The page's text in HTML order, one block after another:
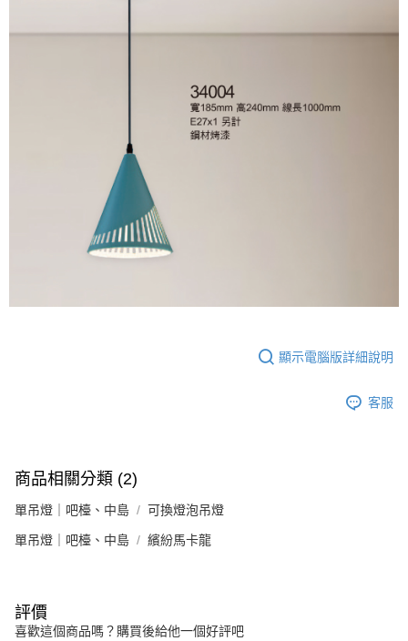
時審查核予不同之上限額度；若仍有額度不足之情形，本公司將視審查結果
５．嚴禁一人註冊多個帳號或使用他人資訊註冊。若發現惡意使用之情形，
恩沛科技股份有限公司將有權停止該用戶之使用額度並採取法律行動。
顯示電腦版詳細說明
客服
商品相關分類 (2)
單吊燈｜吧檯、中島 可換燈泡吊燈
單吊燈｜吧檯、中島 繽紛馬卡龍
評價
喜歡這個商品嗎？購買後給他一個好評吧